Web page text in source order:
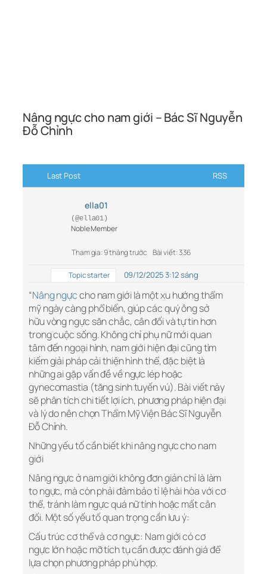
Nâng ngực cho nam giới – Bác Sĩ Nguyễn
Đỗ Chỉnh
Last Post RSS
ella01
(@ella01)
Noble Member
Tham gia: 9 tháng trước Bài viết: 336
Topic starter 09/12/2025 3:12 sáng
“Nâng ngựccho nam giới là một xu hướng thẩm
mỹ ngày càng phổ biến, giúp các quý ông sở
hữu vòng ngực săn chắc, cân đối và tự tin hơn
trong cuộc sống. Không chỉ phụ nữ mới quan
tâm đến ngoại hình, nam giới hiện đại cũng tìm
kiếm giải pháp cải thiện hình thể, đặc biệt là
những ai gặp vấn đề về ngực lép hoặc
gynecomastia (tăng sinh tuyến vú). Bài viết này
sẽ phân tích chi tiết lợi ích, phương pháp hiện đại
và lý do nên chọn Thẩm Mỹ Viện Bác Sĩ Nguyễn
Đỗ Chỉnh.
Những yếu tố cần biết khi nâng ngực cho nam
giới
Nâng ngực ở nam giới không đơn giản chỉ là làm
to ngực, mà còn phải đảm bảo tỉ lệ hài hòa với cơ
thể, tránh làm ngực quá nữ tính hoặc mất cân
đối. Một số yếu tố quan trọng cần lưu ý:
Cấu trúc cơ thể và cơ ngực: Nam giới có cơ
ngực lớn hoặc mỡ tích tụ cần được đánh giá để
lựa chọn phương pháp phù hợp.